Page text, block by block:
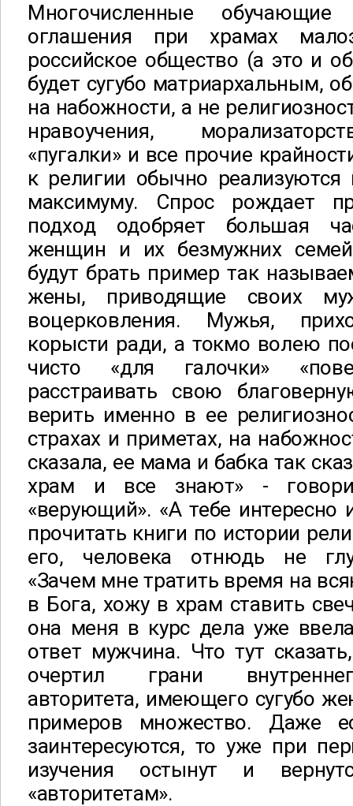
Многочисленные
оглашения при храмах
российское общество (а это и
будет сугубо матриархальным,
на набожности, а не
нравоучения,
«пугалки» и все прочие
к религии обычно реализуются
максимуму. Спрос рождает
подход одобряет большая
женщин и их безмужних
будут брать пример так
жены, приводящие своих
воцерковления. Мужья,
корысти ради, а токмо волею
чисто «для галочки»
расстраивать свою
верить именно в ее
страхах и приметах, на
сказала, ее мама и бабка так
храм и все знают» -
«верующий». «А тебе интересно
прочитать книги по истории
его, человека отнюдь не
«Зачем мне тратить время на
в Бога, хожу в храм ставить
она меня в курс дела уже
ответ мужчина. Что тут
очертил грани
авторитета, имеющего сугубо
примеров множество. Даже
заинтересуются, то уже при
изучения остынут и
«авторитетам».